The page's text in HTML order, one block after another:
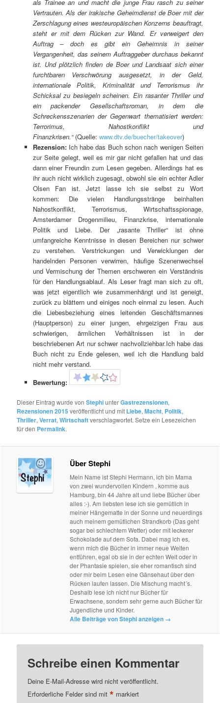
als Trainee an und macht die junge Frau rasch zu seiner
Vertrauten. Als der irakische Geheimdienst de Boer mit der
Zerschlagung eines westeuropäischen Konzerns beauftragt,
steht er mit dem Rücken zur Wand. Er verweigert den
Auftrag – doch es gibt ein Geheimnis in seiner
Vergangenheit, das seinem Auftraggeber durchaus bekannt
ist. Und plötzlich finden de Boer und Landsaat sich einer
furchtbaren Verschwörung ausgesetzt, in der Geld,
internationale Politik, Kriminalität und Terrorismus ihr
Schicksal zu besiegeln scheinen. Ein rasanter Thriller und
ein packender Gesellschaftsroman, in dem die
Schreckensszenarien der Gegenwart thematisiert werden:
Terrorimus, Nahostkonflikt und
Finanzkrisen.“ (Quelle: www.dtv.de/buecher/takeover)
Rezension: Ich habe das Buch schon nach wenigen Seiten
zur Seite gelegt, weil es mir gar nicht gefallen hat und das
dann einer Freundin zum Lesen gegeben. Allerdings hat es
ihr auch nicht wirklich zugesagt, obwohl sie ein echter Adler
Olsen Fan ist. Jetzt lasse ich sie selbst zu Wort
kommen: Die vielen Handlungsstränge beinhalten
Nahostkonflikt, Terrorismus, Wirtschaftsspionage,
Amsterdamer Drogenmilieu, Finanzkrise, internationale
Politik und Liebe. Der „rasante Thriller“ ist ohne
umfangreiche Kenntnisse in diesen Bereichen nur schwer
zu verstehen. Verstrickungen und Verwicklungen der
handelnden Personen verwirren, häufige Szenenwechsel
und Vermischung der Themen erschweren ein Verständnis
für den Handlungsablauf. Als Leser fragt man sich zu oft,
was jetzt eigentlich wie zusammenhängt und ist geneigt,
zurück zu blättern und einiges noch einmal zu lesen. Auch
die Liebesbeziehung eines leitenden Geschäftsmannes
(Hauptperson) zu einer jungen, ehrgeizigen Frau aus
schwierigen, ärmlichen Verhältnissen ist in der
beschriebenen Art nur schwer nachvollziehbar.Ich habe das
Buch nicht zu Ende gelesen, weil ich die Handlung bald
nicht mehr verstand.
Bewertung:
Dieser Eintrag wurde vonStephiunterGastrezensionen,
Rezensionen 2015 veröffentlicht und mit Liebe,Macht, Politik,
Thriller,Verrat,Wirtschaftverschlagwortet. Setze ein Lesezeichen
für den Permalink.
Über Stephi
Mein Name ist Stephi Hermann, ich bin Mama
von zwei wundervollen Kindern , komme aus
Hamburg, bin 44 Jahre alt und liebe Bücher über
alles :-). Am liebsten lese ich sie gemütlich in
meiner Hängematte in der Sonne und neuerdings
auch meinem gemütlichen Strandkorb (Das geht
sogar bei schlechtem Wetter) oder mit leckerer
Schokolade auf dem Sofa. Dabei mag ich es,
wenn mich die Bücher in immer neue Welten
entführen, egal ob sie in der echten Welt oder in
der Phantasie spielen, sie eher romantisch sind
oder mir beim Lesen eine Gänsehaut über den
Rücken laufen lassen. Die Mischung macht´s.
Deshalb lese ich nicht nur Bücher für
Erwachsene, sondern sehr gerne auch Bücher für
Jugendliche und Kinder.
Alle Beiträge von Stephi anzeigen →
Schreibe einen Kommentar
Deine E-Mail-Adresse wird nicht veröffentlicht.
Erforderliche Felder sind mit* markiert